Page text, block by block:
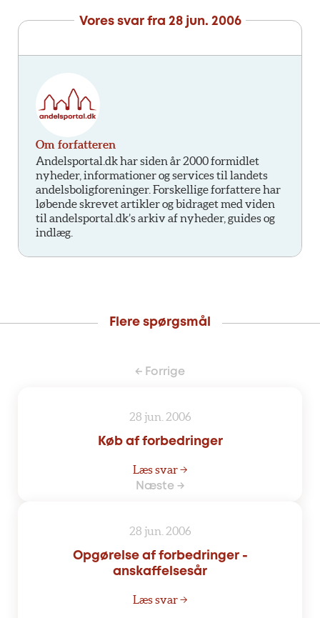
Vores svar fra 28 jun. 2006
Om forfatteren
Andelsportal.dk har siden år 2000 formidlet
nyheder, informationer og services til landets
andelsboligforeninger. Forskellige forfattere har
løbende skrevet artikler og bidraget med viden
til andelsportal.dk’s arkiv af nyheder, guides og
indlæg.
Flere spørgsmål
← Forrige
28 jun. 2006
Køb af forbedringer
Læs svar →
Næste →
28 jun. 2006
Opgørelse af forbedringer -
anskaffelsesår
Læs svar →